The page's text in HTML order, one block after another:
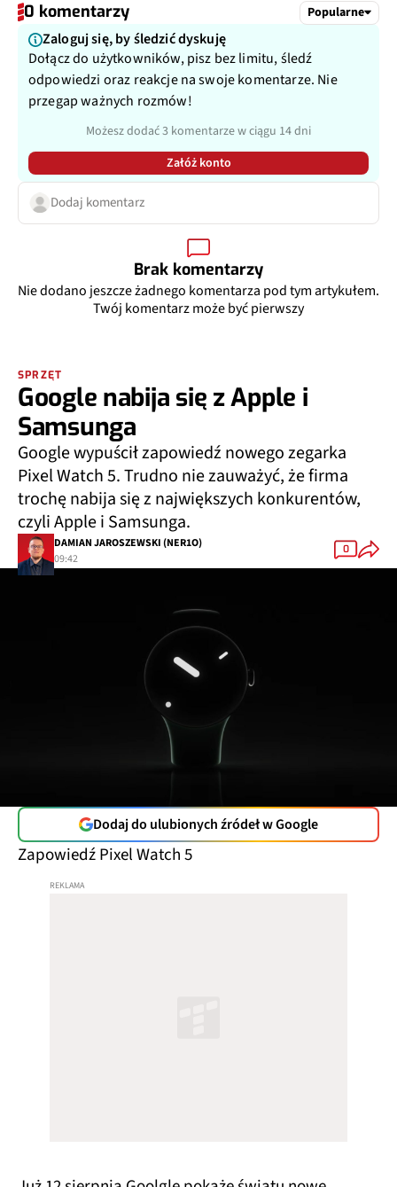
0 komentarzy Popularne
Zaloguj się, by śledzić dyskuję
Dołącz do użytkowników, pisz bez limitu, śledź
odpowiedzi oraz reakcje na swoje komentarze. Nie
przegap ważnych rozmów!
Możesz dodać 3 komentarze w ciągu 14 dni
Załóż konto
Dodaj komentarz
Brak komentarzy
Nie dodano jeszcze żadnego komentarza pod tym artykułem.
Twój komentarz może być pierwszy
SPRZĘT
Google nabija się z Apple i
Samsunga
Google wypuścił zapowiedź nowego zegarka
Pixel Watch 5. Trudno nie zauważyć, że firma
trochę nabija się z największych konkurentów,
czyli Apple i Samsunga.
DAMIAN JAROSZEWSKI (NER1O)
09:42
0
Dodaj do ulubionych źródeł w Google
Zapowiedź Pixel Watch 5